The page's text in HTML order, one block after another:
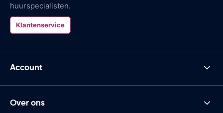
huurspecialisten.
Klantenservice
Account
Over ons